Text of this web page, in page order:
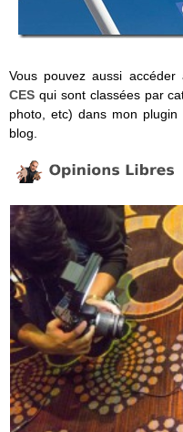
Vous pouvez aussi accéder
CES qui sont classées par
photo, etc) dans mon
blog.